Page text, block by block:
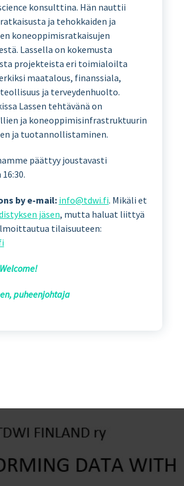
konsulttina. Hän nauttii
ja tehokkaiden ja
koneoppimisratkaisujen
Lassella on kokemusta
projekteista eri toimialoilta
maatalous, finanssiala,
ja terveydenhuolto.
Lassen tehtävänä on
ja koneoppimisinfrastruktuurin
ja tuotannollistaminen.
päättyy joustavasti
by e-mail: info@tdwi.fi. Mikäli et
jäsen, mutta haluat liittyä
tilaisuuteen:
puheenjohtaja